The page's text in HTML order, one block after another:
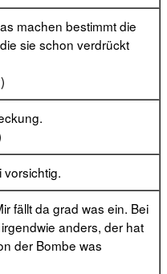
machen bestimmt die
sie schon verdrückt
vorsichtig.
fällt da grad was ein. Bei
anders, der hat
der Bombe was